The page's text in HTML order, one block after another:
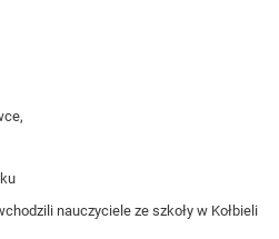
nauczyciele ze szkoły w Kołbieli